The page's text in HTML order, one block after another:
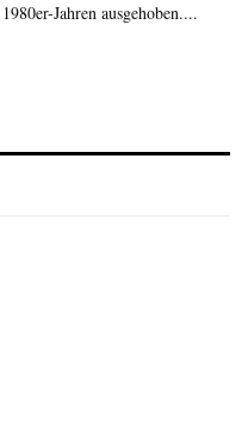
Jahren ausgehoben....